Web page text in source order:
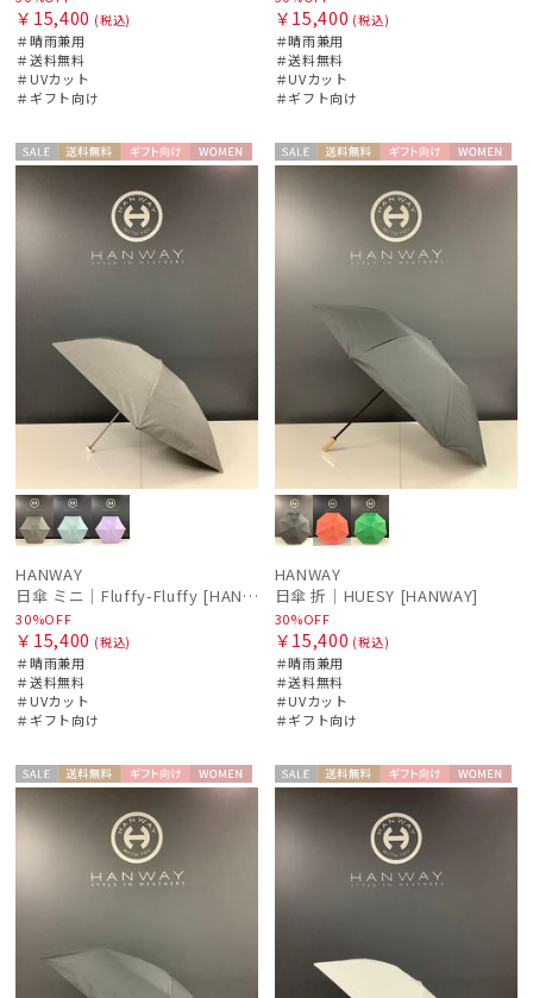
PAUL&JOE ACCESSOIRES
POLO RALPH LAUREN
urawaza
ウラワザ
傘機能
その他
カラー
価格・割引率
販売状況
入荷状況
￥15,400 (税込)
＃晴雨兼用
＃送料無料
＃UVカット
＃ギフト向け
￥15,400 (税込)
＃晴雨兼用
＃送料無料
＃UVカット
＃ギフト向け
セー
ル
送料無 ギフト
向け
WOME
HANWAY
日傘 ミニ｜Fluffy-Fluffy [HANWAY]
30%OFF
￥15,400 (税込)
＃晴雨兼用
＃送料無料
＃UVカット
＃ギフト向け
セー
ル
送料無 ギフト
向け
WOME
HANWAY
日傘 折｜HUESY [HANWAY]
30%OFF
￥15,400 (税込)
＃晴雨兼用
＃送料無料
＃UVカット
＃ギフト向け
セー
ル
送料無 ギフト
向け
WOME
セー
ル
送料無 ギフト
向け
WOME